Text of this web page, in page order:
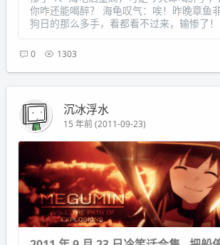
你咋还能喝醉？ 海龟叹气：唉！昨晚章鱼
狗日的那么多手，看都看不过来，输惨了
0 1303
沉冰浮水
15 年前 (2011-09-23)